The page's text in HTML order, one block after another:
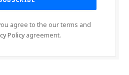
agree to the our terms and
Policyagreement.